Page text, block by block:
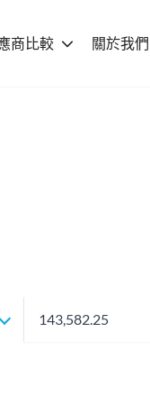
商比較 關於我們